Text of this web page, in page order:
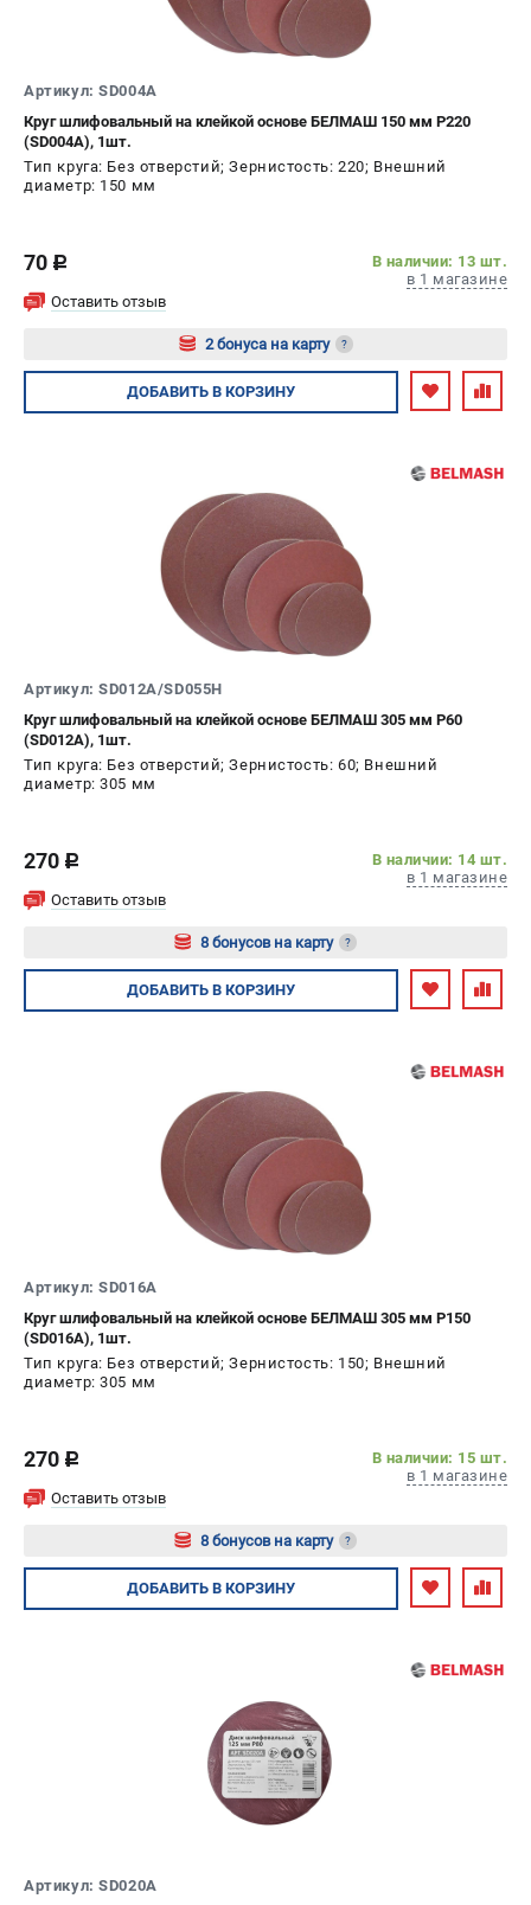
Артикул: SD004A
Круг шлифовальный на клейкой основе БЕЛМАШ 150 мм P220
(SD004A), 1шт.
Тип круга: Без отверстий; Зернистость: 220; Внешний
диаметр: 150 мм
70 c
В наличии: 13 шт.
в 1 магазине
Оставить отзыв
2 бонуса на карту ?
Авторизуйтесь
ДОБАВИТЬ В КОРЗИНУ
Артикул: SD012A/SD055H
Круг шлифовальный на клейкой основе БЕЛМАШ 305 мм P60
(SD012A), 1шт.
Тип круга: Без отверстий; Зернистость: 60; Внешний
диаметр: 305 мм
270 c
В наличии: 14 шт.
в 1 магазине
Оставить отзыв
8 бонусов на карту ?
Авторизуйтесь
ДОБАВИТЬ В КОРЗИНУ
Артикул: SD016A
Круг шлифовальный на клейкой основе БЕЛМАШ 305 мм P150
(SD016A), 1шт.
Тип круга: Без отверстий; Зернистость: 150; Внешний
диаметр: 305 мм
270 c
В наличии: 15 шт.
в 1 магазине
Оставить отзыв
8 бонусов на карту ?
Авторизуйтесь
ДОБАВИТЬ В КОРЗИНУ
Артикул: SD020A